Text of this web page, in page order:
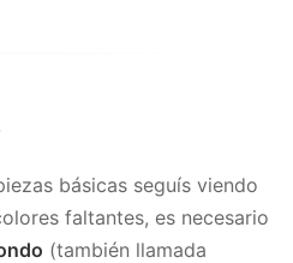
básicas seguís viendo
faltantes, es necesario
(también llamada